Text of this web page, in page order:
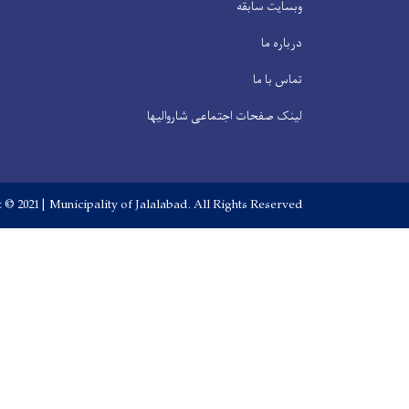
وبسایت سابقه
درباره ما
تماس با ما
لینک صفحات اجتماعی شاروالیها
2021 | Municipality of Jalalabad. All Rights Reserved